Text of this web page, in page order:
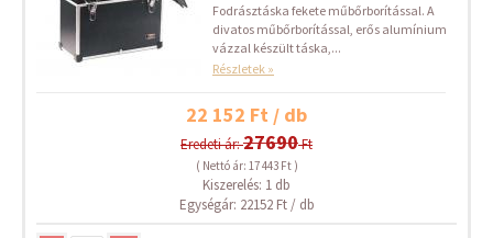
Fodrásztáska fekete műbőrborítással. A
divatos műbőrborítással, erős alumínium
vázzal készült táska,...
Részletek »
22 152 Ft / db
Eredeti ár:27690Ft
( Nettó ár: 17 443 Ft )
Kiszerelés: 1 db
Egységár: 22152 Ft / db